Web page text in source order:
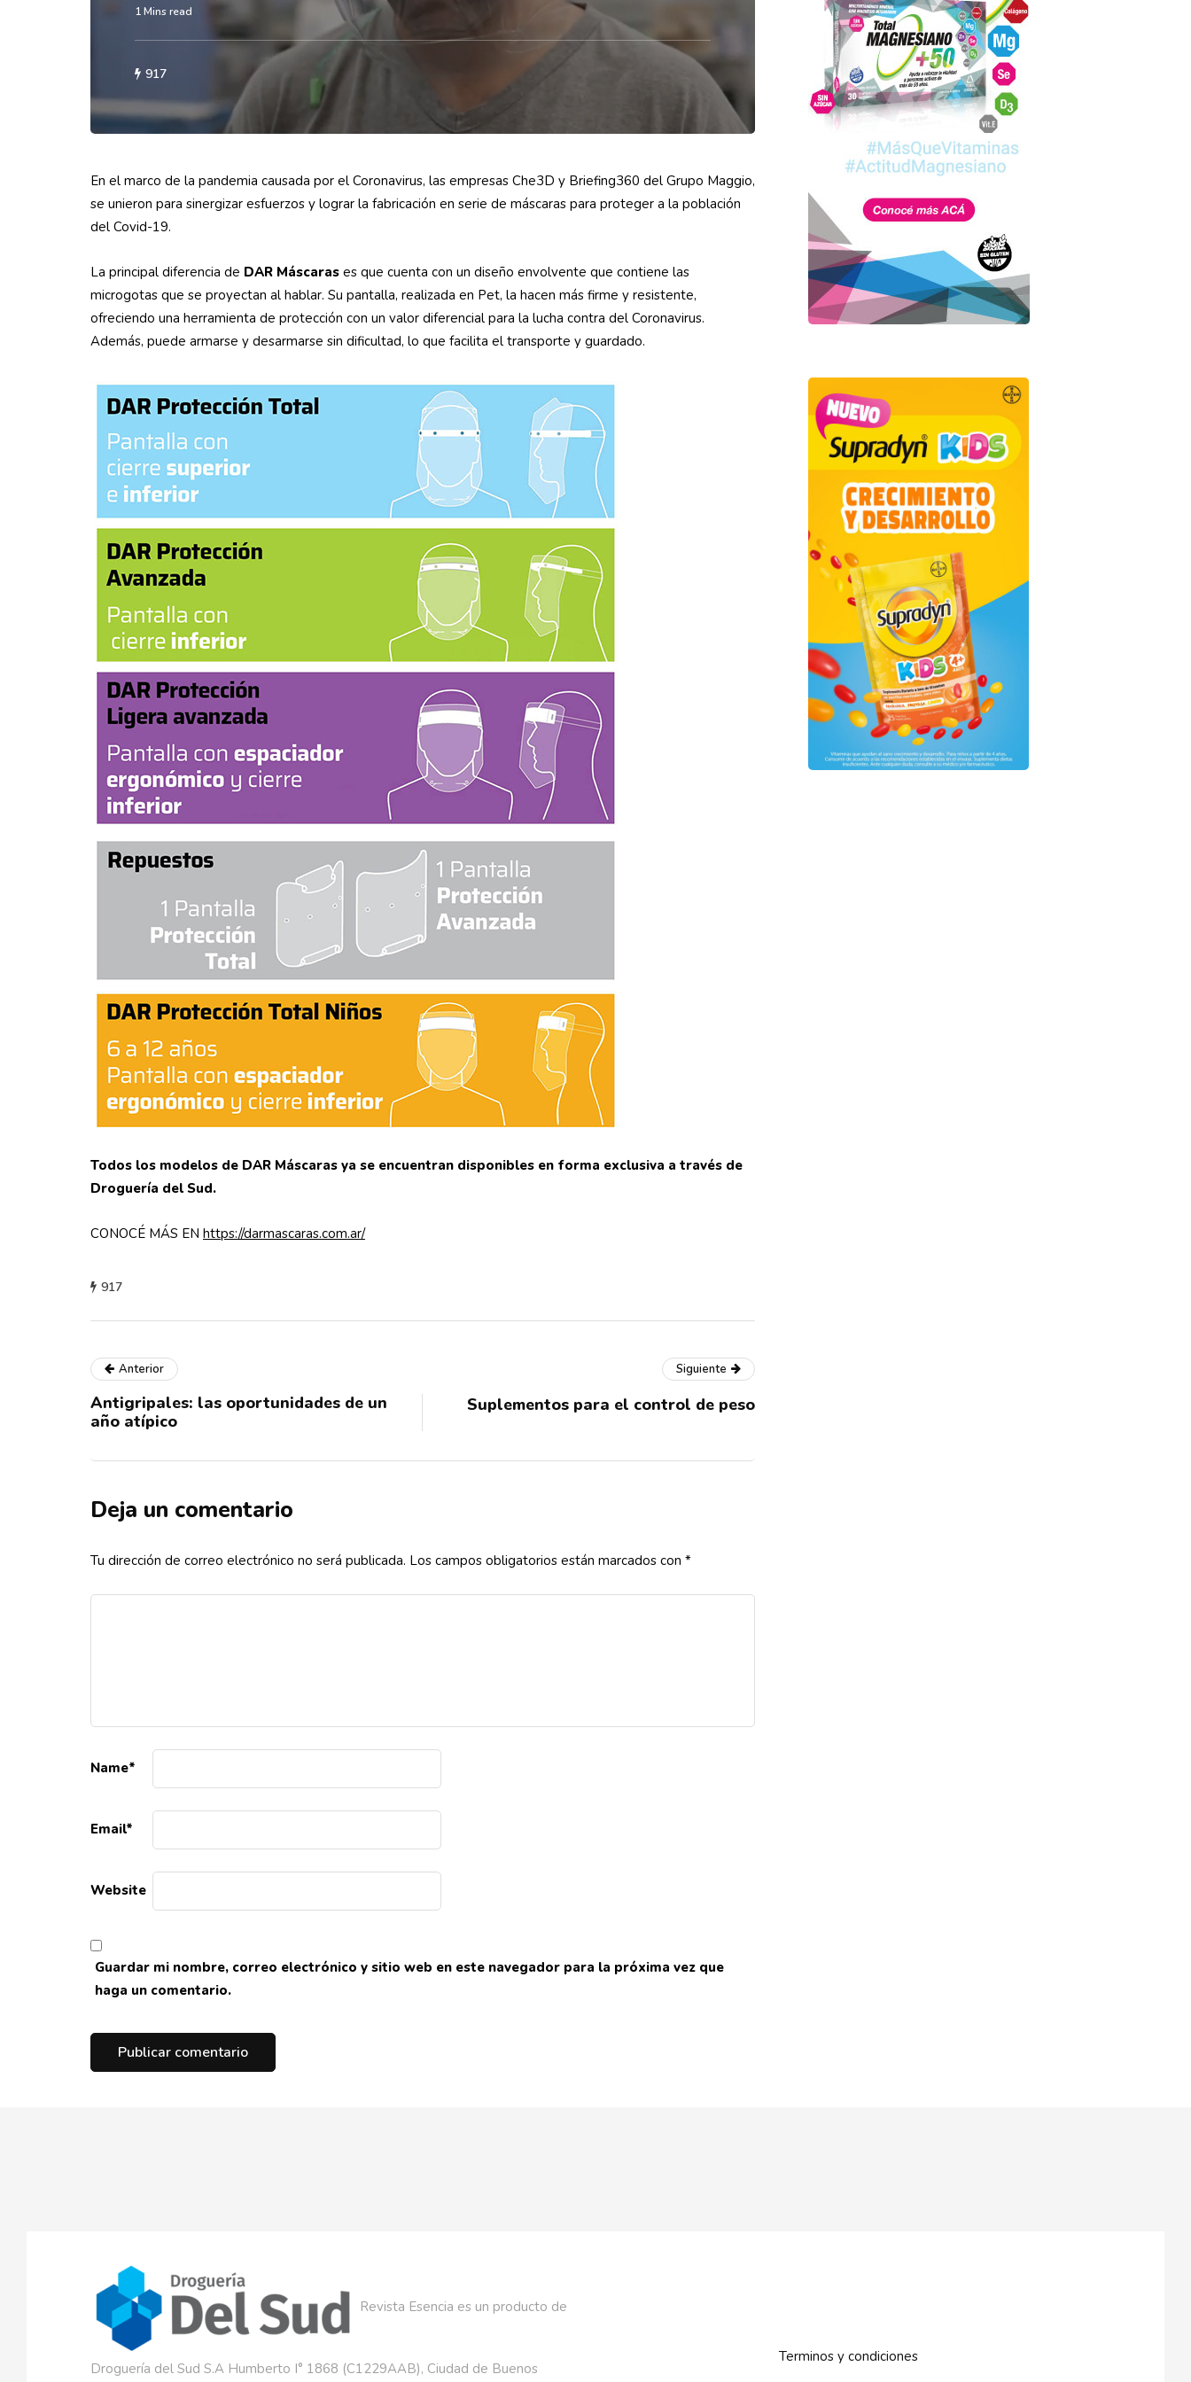
1 Mins read
917
En el marco de la pandemia causada por el Coronavirus, las empresas Che3D y Briefing360 del Grupo Maggio,
se unieron para sinergizar esfuerzos y lograr la fabricación en serie de máscaras para proteger a la población
del Covid-19.
La principal diferencia de DAR Máscaras es que cuenta con un diseño envolvente que contiene las
microgotas que se proyectan al hablar. Su pantalla, realizada en Pet, la hacen más firme y resistente,
ofreciendo una herramienta de protección con un valor diferencial para la lucha contra del Coronavirus.
Además, puede armarse y desarmarse sin dificultad, lo que facilita el transporte y guardado.
Todos los modelos de DAR Máscaras ya se encuentran disponibles en forma exclusiva a través de
Droguería del Sud.
CONOCÉ MÁS EN https://darmascaras.com.ar/
917
Anterior
Antigripales: las oportunidades de un
año atípico
Siguiente
Suplementos para el control de peso
Deja un comentario
Tu dirección de correo electrónico no será publicada. Los campos obligatorios están marcados con *
Name*
Email*
Website
Guardar mi nombre, correo electrónico y sitio web en este navegador para la próxima vez que
haga un comentario.
Revista Esencia es un producto de
Droguería del Sud S.A Humberto I° 1868 (C1229AAB), Ciudad de Buenos
Terminos y condiciones